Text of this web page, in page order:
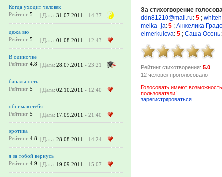
Когда уходит человек
Рейтинг 5 | Дата: 31.07.2011 - 14:37
дежа вю
Рейтинг 5 | Дата: 01.08.2011 - 12:43
В одиночке
Рейтинг 4.8 | Дата: 28.07.2011 - 23:21
банальность.......
Рейтинг 5 | Дата: 02.10.2011 - 12:40
обнимаю тебя........
Рейтинг 5 | Дата: 17.09.2011 - 21:40
эротика
Рейтинг 4.8 | Дата: 28.08.2011 - 14:24
я за тобой вернусь
Рейтинг 4.9 | Дата: 19.09.2011 - 15:07
За стихотворение
ddn81210@mail.ru: 5 ;
melka_ja: 5 ; Анжелика Градо
eimerkulova: 5 ; Саша Осень:
Рейтинг стихотворения: 5.0
12 человек проголосовало
Голосовать имеют
пользователи!
зарегистрироваться